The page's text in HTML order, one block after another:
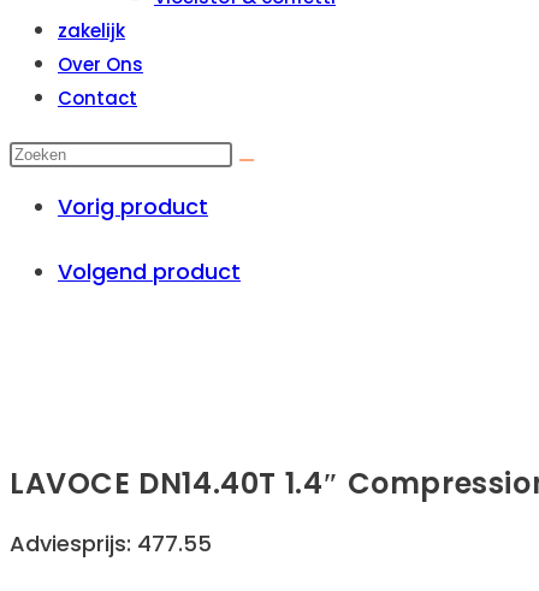
zakelijk
Over Ons
Contact
Vorig product
Volgend product
LAVOCE DN14.40T 1.4″
Adviesprijs: 477.55